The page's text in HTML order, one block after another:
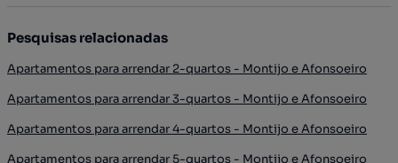
Pesquisas relacionadas
Apartamentos para arrendar 2-quartos - Montijo e Afonsoeiro
Apartamentos para arrendar 3-quartos - Montijo e Afonsoeiro
Apartamentos para arrendar 4-quartos - Montijo e Afonsoeiro
Apartamentos para arrendar 5-quartos - Montijo e Afonsoeiro